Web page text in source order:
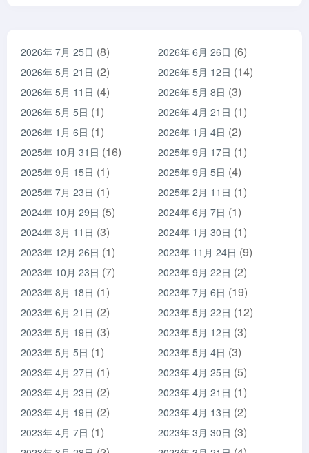
2026年 7月 25日 (8) 2026年 6月 26日 (6)
2026年 5月 21日 (2) 2026年 5月 12日 (14)
2026年 5月 11日 (4) 2026年 5月 8日 (3)
2026年 5月 5日 (1) 2026年 4月 21日 (1)
2026年 1月 6日 (1) 2026年 1月 4日 (2)
2025年 10月 31日 (16) 2025年 9月 17日 (1)
2025年 9月 15日 (1) 2025年 9月 5日 (4)
2025年 7月 23日 (1) 2025年 2月 11日 (1)
2024年 10月 29日 (5) 2024年 6月 7日 (1)
2024年 3月 11日 (3) 2024年 1月 30日 (1)
2023年 12月 26日 (1) 2023年 11月 24日 (9)
2023年 10月 23日 (7) 2023年 9月 22日 (2)
2023年 8月 18日 (1) 2023年 7月 6日 (19)
2023年 6月 21日 (2) 2023年 5月 22日 (12)
2023年 5月 19日 (3) 2023年 5月 12日 (3)
2023年 5月 5日 (1) 2023年 5月 4日 (3)
2023年 4月 27日 (1) 2023年 4月 25日 (5)
2023年 4月 23日 (2) 2023年 4月 21日 (1)
2023年 4月 19日 (2) 2023年 4月 13日 (2)
2023年 4月 7日 (1) 2023年 3月 30日 (3)